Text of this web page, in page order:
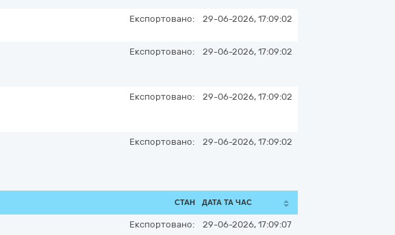
Експортовано: 29-06-2026, 17:09:02
Експортовано: 29-06-2026, 17:09:02
Експортовано: 29-06-2026, 17:09:02
Експортовано: 29-06-2026, 17:09:02
СТАН ДАТА ТА ЧАС
Експортовано: 29-06-2026, 17:09:07